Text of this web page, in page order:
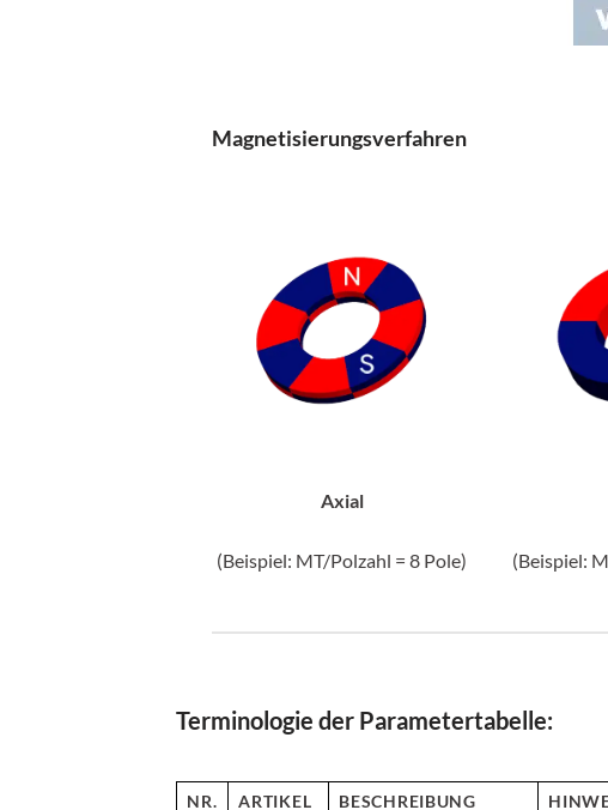
Magnetisierungsverfahren
Axial
(Beispiel: MT/Polzahl = 8 Pole) (Beispiel:
Terminologie der Parametertabelle:
NR. ARTIKEL BESCHREIBUNG